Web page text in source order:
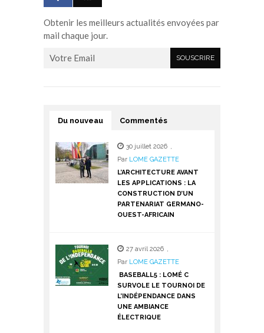
Obtenir les meilleurs actualités envoyées par
mail chaque jour.
Du nouveau Commentés
30 juillet 2026 ,
Par LOME GAZETTE
L’ARCHITECTURE AVANT
LES APPLICATIONS : LA
CONSTRUCTION D’UN
PARTENARIAT GERMANO-
OUEST-AFRICAIN
27 avril 2026 ,
Par LOME GAZETTE
BASEBALL5 : LOMÉ C
SURVOLE LE TOURNOI DE
L’INDÉPENDANCE DANS
UNE AMBIANCE
ÉLECTRIQUE